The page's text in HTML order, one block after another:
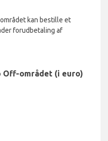
kan bestille et
forudbetaling af
Off-området (i euro)